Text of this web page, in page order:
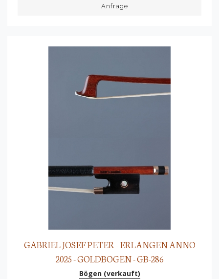
Anfrage
GABRIEL JOSEF PETER - ERLANGEN ANNO
2025 - GOLDBOGEN - GB-286
Bögen (verkauft)